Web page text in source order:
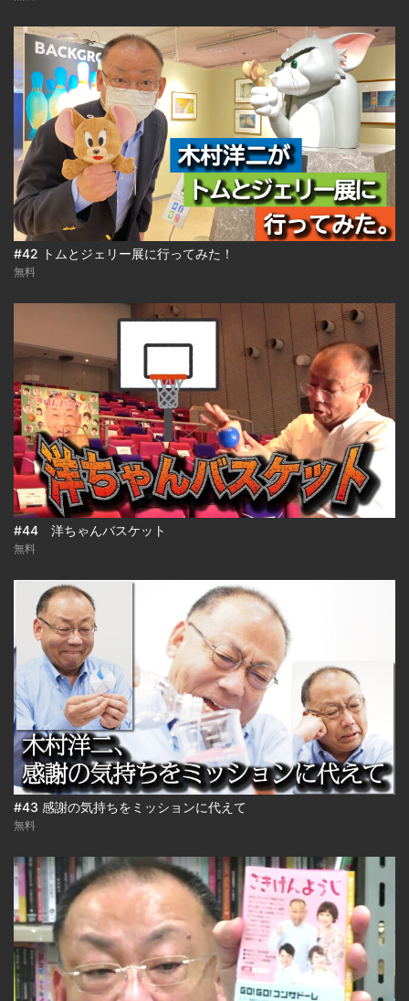
#42 トムとジェリー展に行ってみた！
無料
#44 洋ちゃんバスケット
無料
#43 感謝の気持ちをミッションに代えて
無料